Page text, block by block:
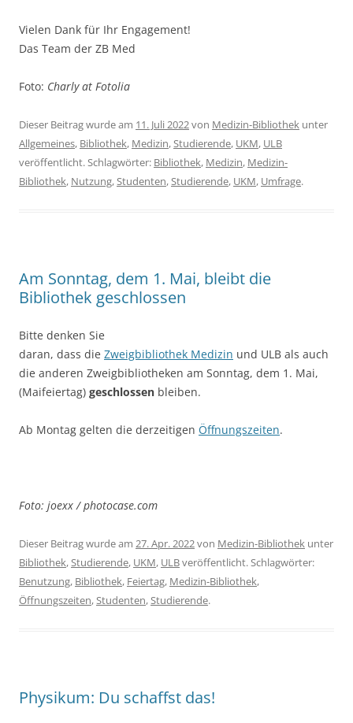
Vielen Dank für Ihr Engagement!
Das Team der ZB Med
Foto: Charly at Fotolia
Dieser Beitrag wurde am 11. Juli 2022von Medizin-Bibliothek unter
Allgemeines, Bibliothek, Medizin,Studierende, UKM, ULB
veröffentlicht. Schlagwörter: Bibliothek, Medizin, Medizin-
Bibliothek, Nutzung,Studenten,Studierende, UKM, Umfrage.
Am Sonntag, dem 1. Mai, bleibt die
Bibliothek geschlossen
Bitte denken Sie
daran, dass die Zweigbibliothek Medizin und ULB als auch
die anderen Zweigbibliotheken am Sonntag, dem 1. Mai,
(Maifeiertag) geschlossen bleiben.
Ab Montag gelten die derzeitigen Öffnungszeiten.
Foto: joexx / photocase.com
Dieser Beitrag wurde am 27. Apr. 2022von Medizin-Bibliothek unter
Bibliothek,Studierende, UKM, ULBveröffentlicht. Schlagwörter:
Benutzung, Bibliothek, Feiertag, Medizin-Bibliothek,
Öffnungszeiten,Studenten,Studierende.
Physikum: Du schaffst das!